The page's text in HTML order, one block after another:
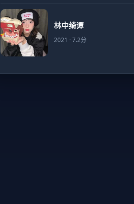
林中绮谭
2021 · 7.2分